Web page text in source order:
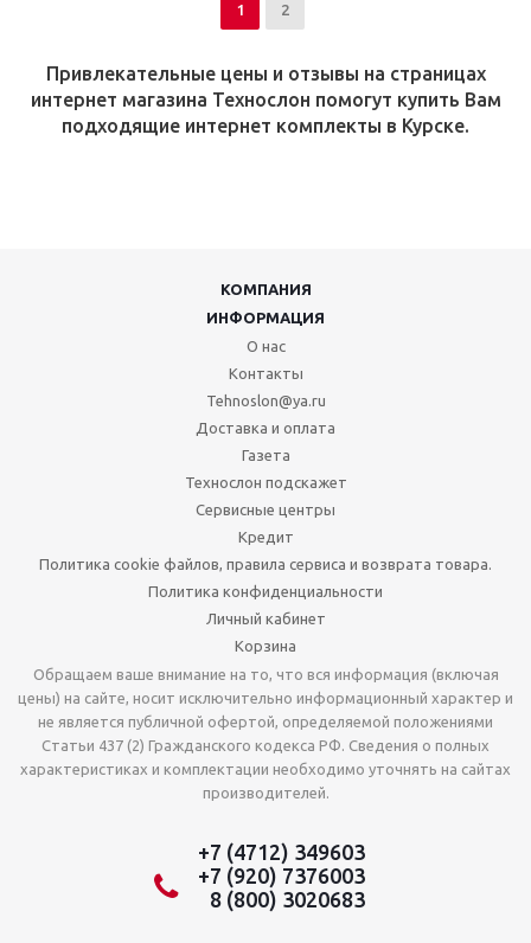
1 2
Привлекательные цены и отзывы на страницах
интернет магазина Технослон помогут купить Вам
подходящие интернет комплекты в Курске.
КОМПАНИЯ
ИНФОРМАЦИЯ
О нас
Контакты
Tehnoslon@ya.ru
Доставка и оплата
Газета
Технослон подскажет
Сервисные центры
Кредит
Политика cookie файлов, правила сервиса и возврата товара.
Политика конфиденциальности
Личный кабинет
Корзина
Обращаем ваше внимание на то, что вся информация (включая
цены) на сайте, носит исключительно информационный характер и
не является публичной офертой, определяемой положениями
Статьи 437 (2) Гражданского кодекса РФ. Сведения о полных
характеристиках и комплектации необходимо уточнять на сайтах
производителей.
+7 (4712) 349603
+7 (920) 7376003
8 (800) 3020683